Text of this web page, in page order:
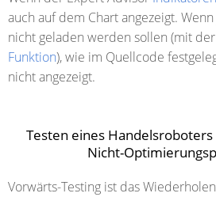
auch auf dem Chart angezeigt.
nicht geladen werden sollen (mit der
Funktion), wie im Quellcode
nicht angezeigt.
Testen eines
Nicht-
Vorwärts-Testing ist das